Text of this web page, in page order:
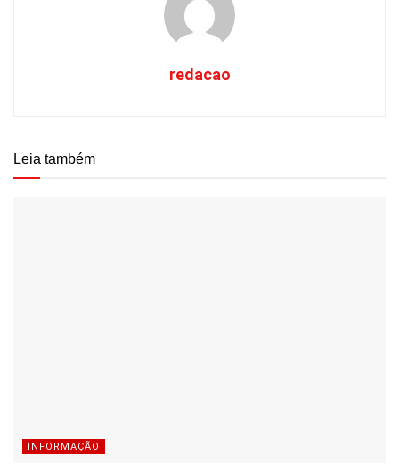
redacao
Leia também
INFORMAÇÃO